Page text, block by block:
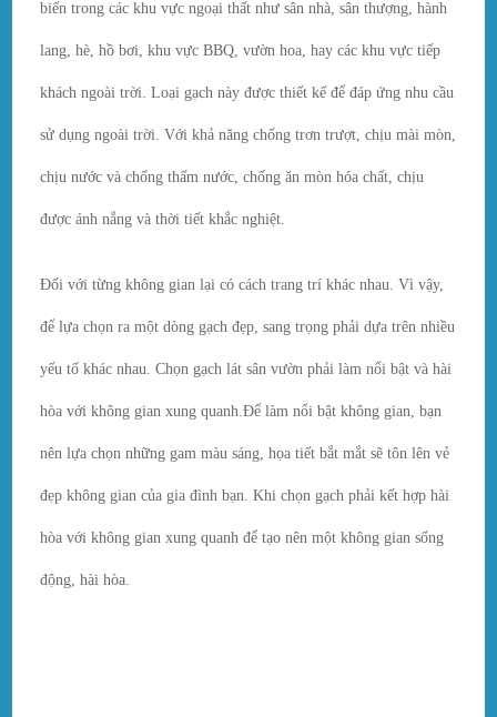
biến trong các khu vực ngoại thất như sân nhà, sân thượng, hành
lang, hè, hồ bơi, khu vực BBQ, vườn hoa, hay các khu vực tiếp
khách ngoài trời. Loại gạch này được thiết kế để đáp ứng nhu cầu
sử dụng ngoài trời. Với khả năng chống trơn trượt, chịu mài mòn,
chịu nước và chống thấm nước, chống ăn mòn hóa chất, chịu
được ánh nắng và thời tiết khắc nghiệt.
Đối với từng không gian lại có cách trang trí khác nhau. Vì vậy,
để lựa chọn ra một dòng gạch đẹp, sang trọng phải dựa trên nhiều
yếu tố khác nhau. Chọn gạch lát sân vườn phải làm nổi bật và hài
hòa với không gian xung quanh.Để làm nổi bật không gian, bạn
nên lựa chọn những gam màu sáng, họa tiết bắt mắt sẽ tôn lên vẻ
đẹp không gian của gia đình bạn. Khi chọn gạch phải kết hợp hài
hòa với không gian xung quanh để tạo nên một không gian sống
động, hài hòa.